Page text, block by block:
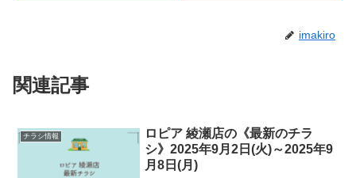
imakiro
関連記事
チラシ情報
ロピア 綾瀬店の《最新のチラ
シ》2025年9月2日(火)～2025年9
月8日(月)